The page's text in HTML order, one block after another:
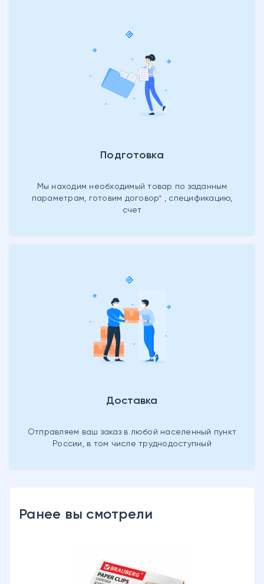
Подготовка
Мы находим необходимый товар по заданным
параметрам, готовим договор
, спецификацию,
счет
Доставка
Отправляем ваш заказ в любой населенный пункт
России, в том числе труднодоступный
Ранее вы смотрели